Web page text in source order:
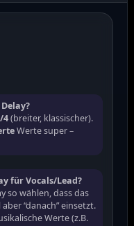
4(breiter, klassischer).
Werte super –
für Vocals/Lead?
so wählen, dass das
“danach” einsetzt.
Werte (z.B.